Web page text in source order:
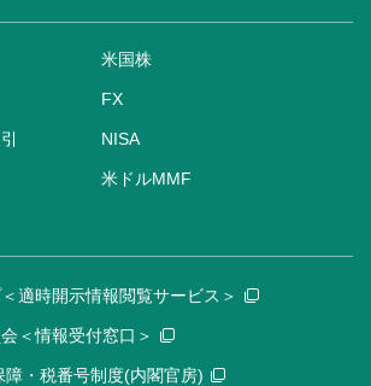
米国株
FX
NISA
米ドルMMF
適時開示情報閲覧サービス＞
＜情報受付窓口＞
・税番号制度(内閣官房)